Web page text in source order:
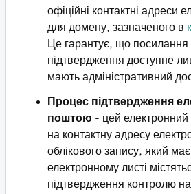
офіційні контактні адреси
для домену, зазначеного в
Це гарантує, що посилання
підтвердження доступне
мають адміністративний
Процес підтвердження
поштою - цей електронний
на контактну адресу
облікового запису, який
електронному листі
підтвердження контролю